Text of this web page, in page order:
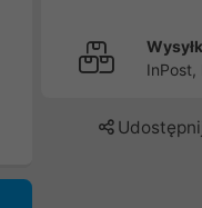
InPost,